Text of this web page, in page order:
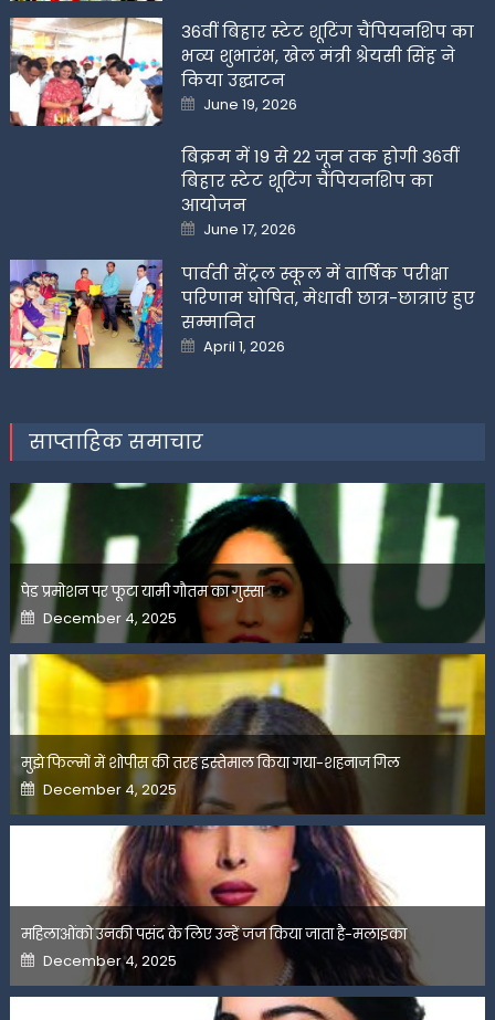
36वीं बिहार स्टेट शूटिंग चैंपियनशिप का
भव्य शुभारंभ, खेल मंत्री श्रेयसी सिंह ने
किया उद्घाटन
Posted
on
June 19, 2026
बिक्रम में 19 से 22 जून तक होगी 36वीं
बिहार स्टेट शूटिंग चैंपियनशिप का
आयोजन
Posted
on
June 17, 2026
पार्वती सेंट्रल स्कूल में वार्षिक परीक्षा
परिणाम घोषित, मेधावी छात्र-छात्राएं हुए
सम्मानित
Posted
on
April 1, 2026
साप्ताहिक समाचार
पेड प्रमोशन पर फूटा यामी गौतम का गुस्सा
Posted
on
December 4, 2025
मुझे फिल्मों में शोपीस की तरह इस्तेमाल किया गया-शहनाज गिल
Posted
on
December 4, 2025
महिलाओंको उनकी पसंद के लिए उन्हें जज किया जाता है-मलाइका
Posted
on
December 4, 2025